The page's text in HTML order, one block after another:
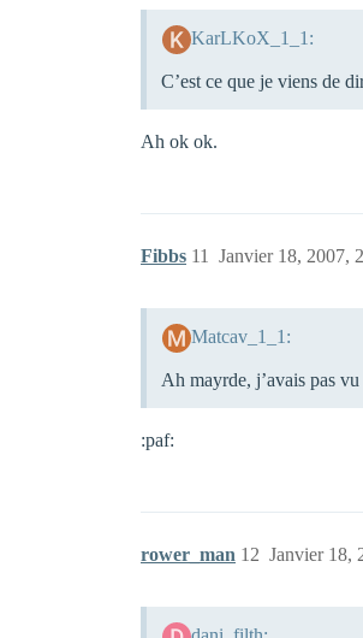
KarLKoX_1_1:
C’est ce que je viens de
Ah ok ok.
Fibbs Janvier 18, 2007,
11
Matcav_1_1:
Ah mayrde, j’avais pas
:paf:
rower_man Janvier 18,
12